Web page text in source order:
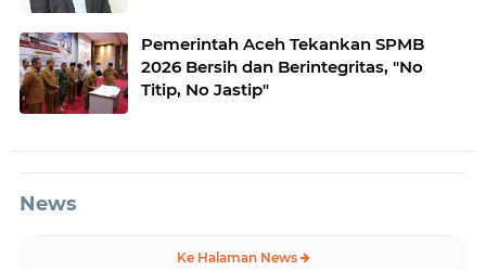
Pemerintah Aceh Tekankan SPMB
2026 Bersih dan Berintegritas, "No
Titip, No Jastip"
News
Ke Halaman News